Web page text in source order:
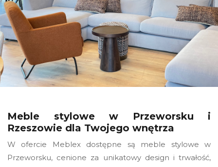
Meble stylowe w Przeworsku i
Rzeszowie dla Twojego wnętrza
W ofercie Meblex dostępne są meble stylowe w
Przeworsku, cenione za unikatowy design i trwałość,